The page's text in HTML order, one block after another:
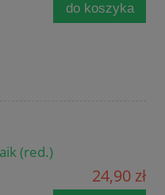
do koszyka
(red.)
24,90 zł